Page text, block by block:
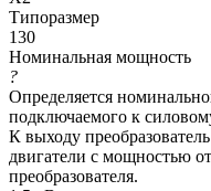
Типоразмер
130
Номинальная мощность
?
Определяется
подключаемого к
К выходу
двигатели с мощностью
преобразователя.